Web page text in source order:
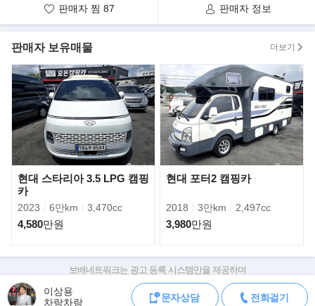
- TV(와이드형)
- 주행충전기
- 태양광충전기
- 한전인입구
- 인버터 3K
- 천장올방음
- DC12V 모터
- 무지향안테나
- 5구 컨트롤러
- MPPT
- 전자렌지
- 무시동히터2K
- 수전볼
- 워터펌프
- 청수
- 천막 포함
- 복층형 침상
판매자 찜 87 판매자 정보
판매자 보유매물 더보기
현대 스타리아 3.5 LPG 캠핑
카
2023 6만km 3,470cc
4,580만원
현대 포터2 캠핑카
2018 3만km 2,497cc
3,980만원
이상용
차랑차랑
문자상담 전화걸기
보배네트워크는 광고 등록 시스템만을 제공하며
판매자가 직접 등록한 내용에 대한 모든 책임은 판매자에게 있습니다.
차량 구매 시 차량등록증, 성능점검기록부, 실제 차량 상태,